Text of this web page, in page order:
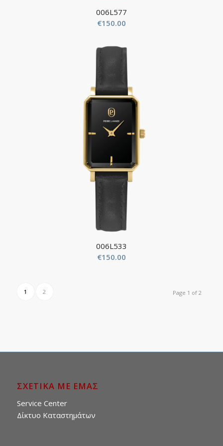
006L577
€150.00
006L533
€150.00
Page 1 of 2
1 2
ΣΧΕΤΙΚΑ ΜΕ ΕΜΑΣ
Service Center
Δίκτυο Καταστημάτων